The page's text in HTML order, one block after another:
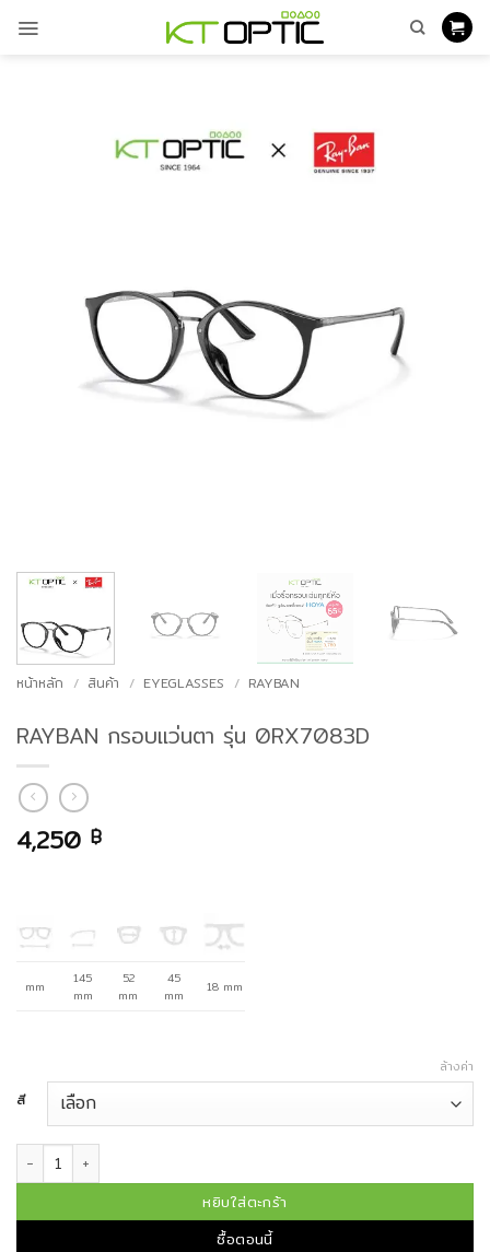
หน้าหลัก / สินค้า / EYEGLASSES / RAYBAN
RAYBAN กรอบแว่นตา รุ่น 0RX7083D
4,250 ฿
mm
145
mm
52
mm
45
mm
18 mm
สี
ล้างค่า
จำนวน RAYBAN กรอบแว่นตา รุ่น 0RX7083D ชิ้น
หยิบใส่ตะกร้า
ซื้อตอนนี้